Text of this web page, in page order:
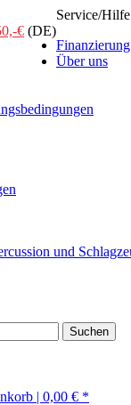
€ (DE)
Service/Hilfe
Finanzierung
Über uns
Suchen
| 0,00 € *